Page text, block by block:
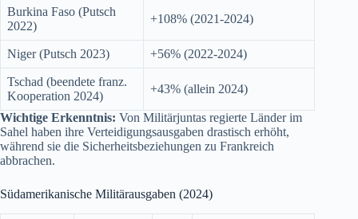
Burkina Faso (Putsch
2022)
+108% (2021-2024)
Niger (Putsch 2023) +56% (2022-2024)
Tschad (beendete franz.
Kooperation 2024)
+43% (allein 2024)
Wichtige Erkenntnis: Von Militärjuntas regierte Länder im
Sahel haben ihre Verteidigungsausgaben drastisch erhöht,
während sie die Sicherheitsbeziehungen zu Frankreich
abbrachen.
Südamerikanische Militärausgaben (2024)